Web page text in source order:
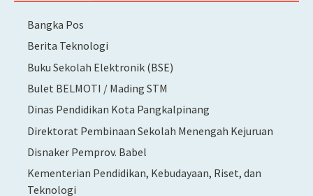
Bangka Pos
Berita Teknologi
Buku Sekolah Elektronik (BSE)
Bulet BELMOTI / Mading STM
Dinas Pendidikan Kota Pangkalpinang
Direktorat Pembinaan Sekolah Menengah Kejuruan
Disnaker Pemprov. Babel
Kementerian Pendidikan, Kebudayaan, Riset, dan
Teknologi